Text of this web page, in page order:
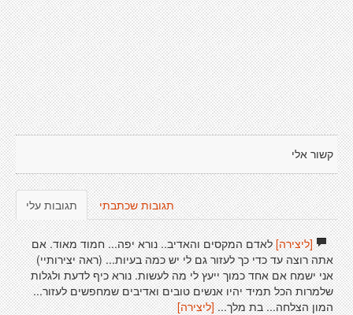
קשור אלי
תגובות עלי תגובות שכתבתי
[ליצירה]לאדם המקסים והאדיב.. נורא יפה... חמוד מאוד. אם
אתה רוצה עד כדי כך לעזור גם לי יש כמה בעיות... (ראה יצירותיי)
אני ישמח אם אחד כמוך ייעץ לי מה לעשות. נורא כיף לדעת ולגלות
שלמרות הכל תמיד יהיו אנשים טובים ואדיבים שמחפשים לעזור...
המון הצלחה... בת מלך... [ליצירה]